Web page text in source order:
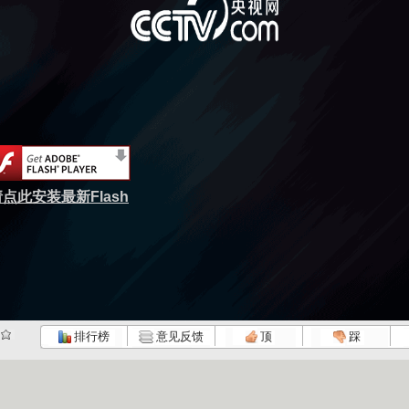
点此安装最新Flash
排行榜 意见反馈 顶 踩